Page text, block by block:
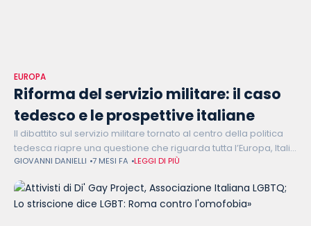
EUROPA
Riforma del servizio militare: il caso
tedesco e le prospettive italiane
Il dibattito sul servizio militare tornato al centro della politica
tedesca riapre una questione che riguarda tutta l’Europa, Italia
compresa. Tra arruolamento volontario, ipotesi di nuovi
obblighi e vincoli giuridici,
GIOVANNI DANIELLI 7 MESI FA LEGGI DI PIÙ